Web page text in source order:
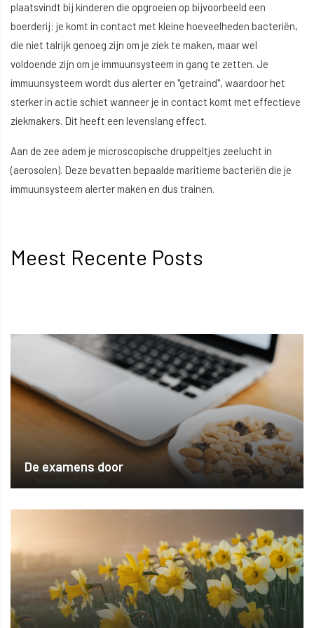
plaatsvindt bij kinderen die opgroeien op bijvoorbeeld een
boerderij: je komt in contact met kleine hoeveelheden bacteriën,
die niet talrijk genoeg zijn om je ziek te maken, maar wel
voldoende zijn om je immuunsysteem in gang te zetten. Je
immuunsysteem wordt dus alerter en "getraind", waardoor het
sterker in actie schiet wanneer je in contact komt met effectieve
ziekmakers. Dit heeft een levenslang effect.
Aan de zee adem je microscopische druppeltjes zeelucht in
(aerosolen). Deze bevatten bepaalde maritieme bacteriën die je
immuunsysteem alerter maken en dus trainen.
Meest Recente Posts
De examens door